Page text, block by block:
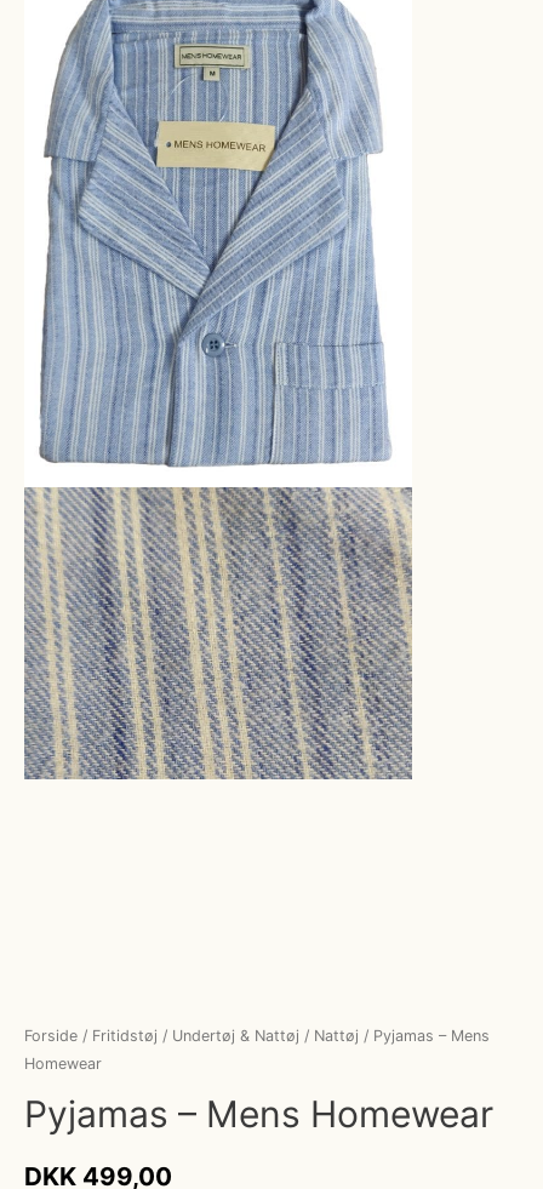
Forside / Fritidstøj / Undertøj & Nattøj / Nattøj / Pyjamas – Mens
Homewear
Pyjamas – Mens Homewear
DKK 499,00